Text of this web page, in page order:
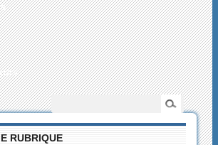
RUBRIQUE